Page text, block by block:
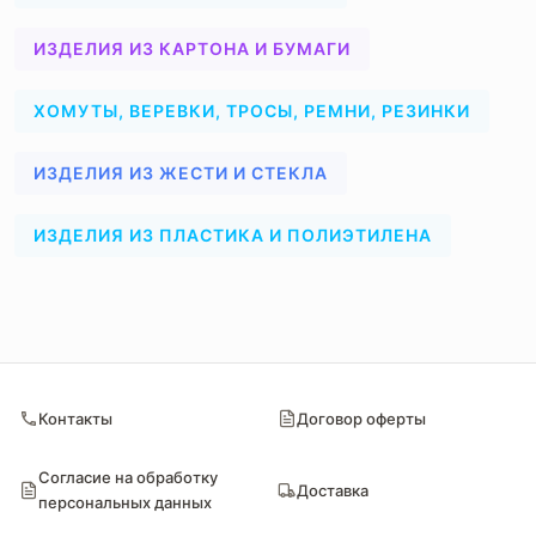
ИЗДЕЛИЯ ИЗ КАРТОНА И БУМАГИ
ХОМУТЫ, ВЕРЕВКИ, ТРОСЫ, РЕМНИ, РЕЗИНКИ
ИЗДЕЛИЯ ИЗ ЖЕСТИ И СТЕКЛА
ИЗДЕЛИЯ ИЗ ПЛАСТИКА И ПОЛИЭТИЛЕНА
Контакты Договор оферты
Согласие на обработку
персональных данных
Доставка